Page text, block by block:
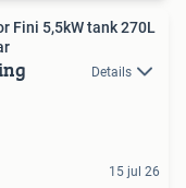
Fini 5,5kW tank 270L
Details
15 jul 26